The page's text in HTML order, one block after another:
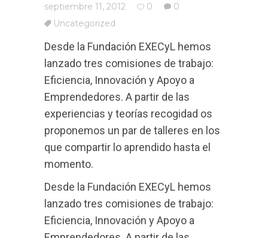
septiembre 11, 2012 0
0
Uncategorized
Desde la Fundación EXECyL hemos
lanzado tres comisiones de trabajo:
Eficiencia, Innovación y Apoyo a
Emprendedores. A partir de las
experiencias y teorías recogidad os
proponemos un par de talleres en los
que compartir lo aprendido hasta el
momento.
Desde la Fundación EXECyL hemos
lanzado tres comisiones de trabajo:
Eficiencia, Innovación y Apoyo a